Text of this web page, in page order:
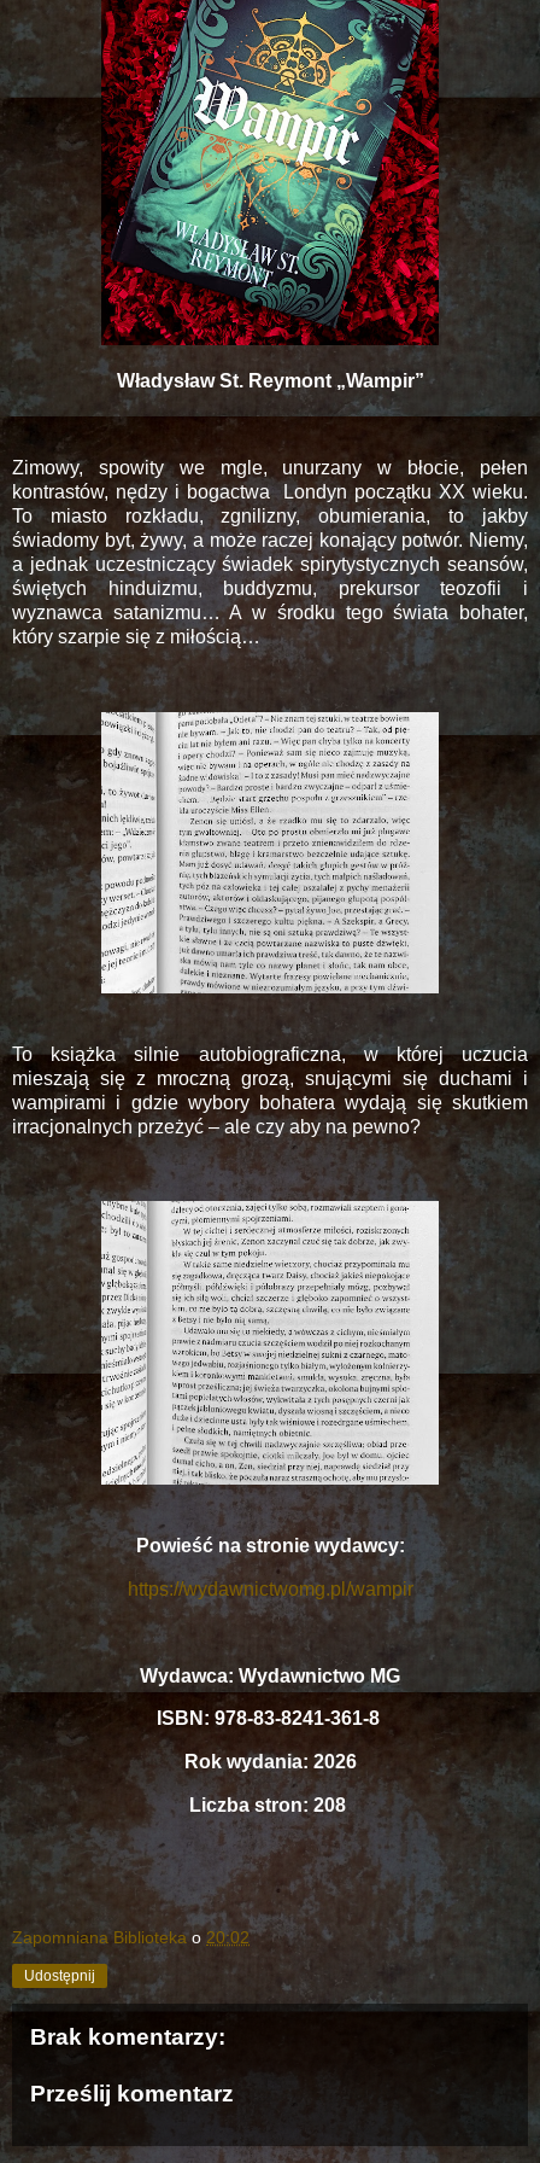
Władysław St. Reymont „Wampir”
Zimowy, spowity we mgle, unurzany w błocie, pełen
kontrastów, nędzy i bogactwa Londyn początku XX wieku.
To miasto rozkładu, zgnilizny, obumierania, to jakby
świadomy byt, żywy, a może raczej konający potwór. Niemy,
a jednak uczestniczący świadek spirytystycznych seansów,
świętych hinduizmu, buddyzmu, prekursor teozofii i
wyznawca satanizmu… A w środku tego świata bohater,
który szarpie się z miłością…
To książka silnie autobiograficzna, w której uczucia
mieszają się z mroczną grozą, snującymi się duchami i
wampirami i gdzie wybory bohatera wydają się skutkiem
irracjonalnych przeżyć – ale czy aby na pewno?
Powieść na stronie wydawcy:
https://wydawnictwomg.pl/wampir
Wydawca: Wydawnictwo MG
ISBN: 978-83-8241-361-8
Rok wydania: 2026
Liczba stron: 208
Zapomniana Biblioteka o 20:02
Udostępnij
Brak komentarzy:
Prześlij komentarz